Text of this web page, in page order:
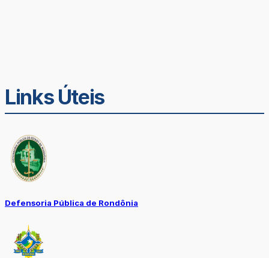
Links Úteis
Defensoria Pública de Rondônia